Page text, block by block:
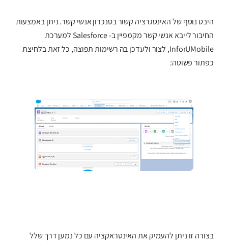
היבט נוסף של האינטגרציה קשור בסנכרון אנשי קשר. ניתן באמצעות
החיבור לייבא אנשי קשר מקמפיין ב- Salesforce למערכת
InforUMobile, לצור ולעדכן בה רשימות תפוצה, כל זאת בלחיצת
כפתור פשוטה:
בצורה זו ניתן להעמיק את האינטראקציה עם כל נמען דרך שלל